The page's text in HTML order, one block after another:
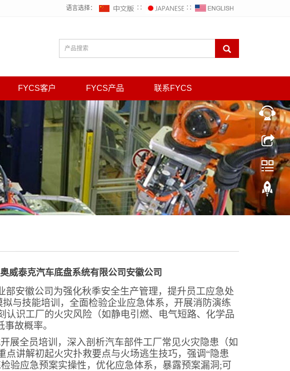
语言选择： ∷ ∷
FYCS客户 FYCS产品 联系FYCS
威泰克汽车底盘系统有限公司安徽公司
安徽公司为强化秋季安全生产管理，提升员工应急处
与技能培训，全面检验企业应急体系，开展消防演练
认识工厂的火灾风险（如静电引燃、电气短路、化学品
故概率。
展全员培训，深入剖析汽车部件工厂常见火灾隐患（如
讲解初起火灾扑救要点与火场逃生技巧，强调“隐患
验应急预案实操性，优化应急体系，暴露预案漏洞;可